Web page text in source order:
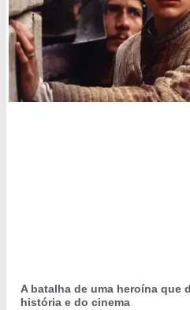
A batalha de uma heroína que
história e do cinema